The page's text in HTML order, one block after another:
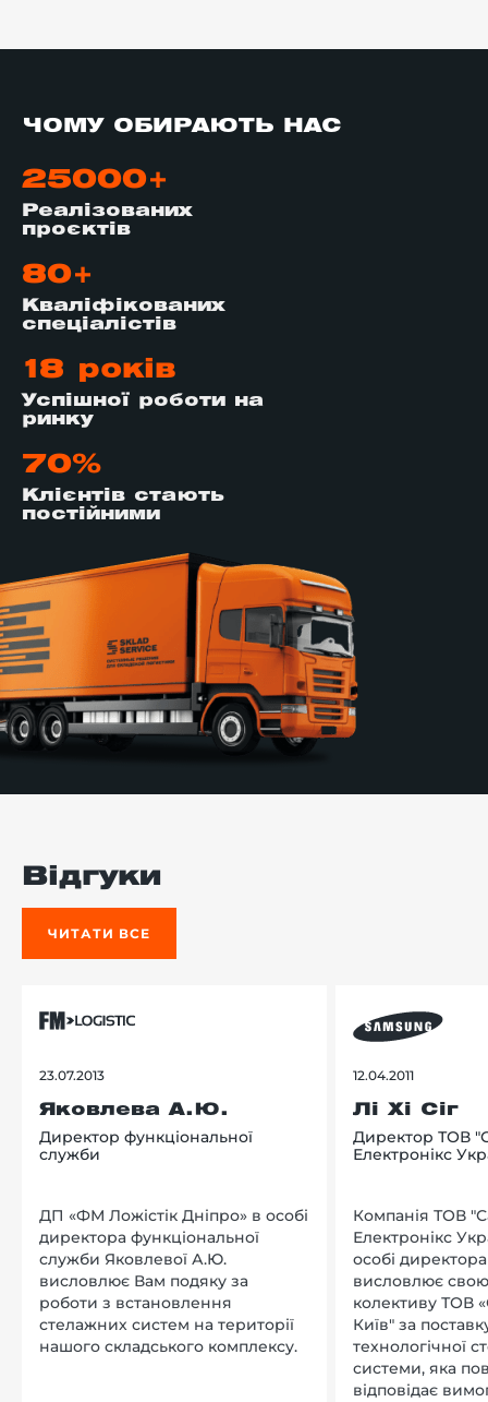
ЧОМУ ОБИРАЮТЬ НАС
25000+
Реалізованих
проєктів
80+
Кваліфікованих
спеціалістів
18 років
Успішної роботи на
ринку
70%
Клієнтів стають
постійними
Відгуки
ЧИТАТИ ВСЕ
23.07.2013
Яковлева А.Ю.
Директор функціональної
служби
ДП «ФМ Ложістік Дніпро» в особі
директора функціональної
служби Яковлевої А.Ю.
висловлює Вам подяку за
роботи з встановлення
стелажних систем на території
нашого складського комплексу.
12.04.2011
Лі Хі Сіг
Директор ТОВ
Електронікс
Компанія ТОВ
Електронікс
особі
висловлює
колективу ТОВ
Київ" за
технологічної
системи, яка
відповідає